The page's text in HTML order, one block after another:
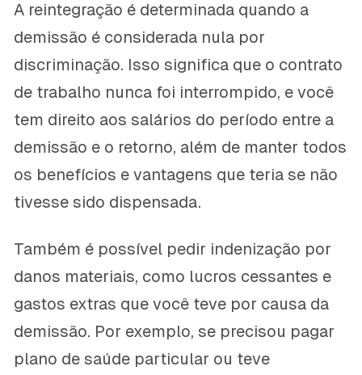
A reintegração é determinada quando a
demissão é considerada nula por
discriminação. Isso significa que o contrato
de trabalho nunca foi interrompido, e você
tem direito aos salários do período entre a
demissão e o retorno, além de manter todos
os benefícios e vantagens que teria se não
tivesse sido dispensada.
Também é possível pedir indenização por
danos materiais, como lucros cessantes e
gastos extras que você teve por causa da
demissão. Por exemplo, se precisou pagar
plano de saúde particular ou teve